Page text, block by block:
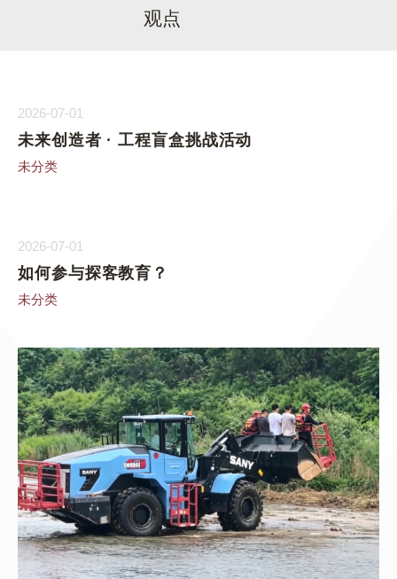
观点
2026-07-01
未来创造者 · 工程盲盒挑战活动
未分类
2026-07-01
如何参与探客教育？
未分类